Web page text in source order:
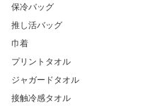
保冷バッグ
推し活バッグ
巾着
プリントタオル
ジャガードタオル
接触冷感タオル